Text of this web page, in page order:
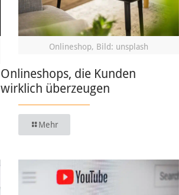
Onlineshop, Bild: unsplash
Onlineshops, die Kunden
wirklich überzeugen
Mehr